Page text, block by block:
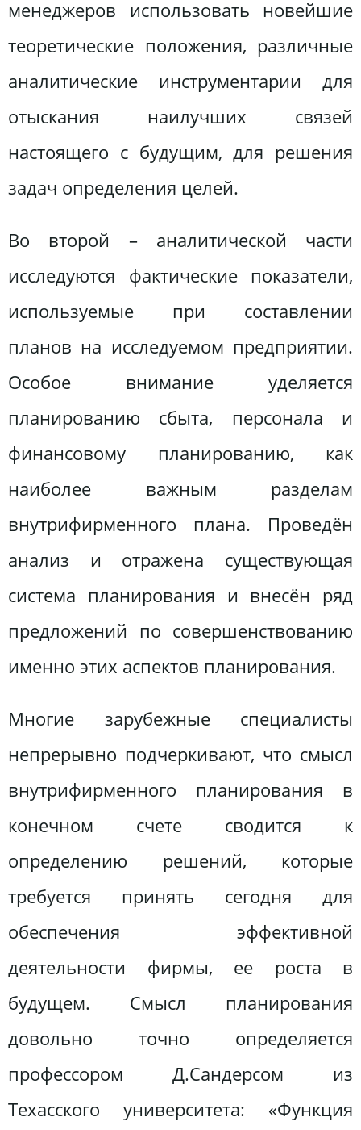
менеджеров использовать новейшие
теоретические положения, различные
аналитические инструментарии для
отыскания наилучших связей
настоящего с будущим, для решения
задач определения целей.
Во второй – аналитической части
исследуются фактические показатели,
используемые при составлении
планов на исследуемом предприятии.
Особое внимание уделяется
планированию сбыта, персонала и
финансовому планированию, как
наиболее важным разделам
внутрифирменного плана. Проведён
анализ и отражена существующая
система планирования и внесён ряд
предложений по совершенствованию
именно этих аспектов планирования.
Многие зарубежные специалисты
непрерывно подчеркивают, что смысл
внутрифирменного планирования в
конечном счете сводится к
определению решений, которые
требуется принять сегодня для
обеспечения эффективной
деятельности фирмы, ее роста в
будущем. Смысл планирования
довольно точно определяется
профессором Д.Сандерсом из
Техасского университета: «Функция